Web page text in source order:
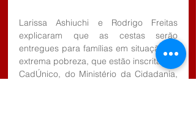
Larissa Ashiuchi e Rodrigo Freitas
explicaram que as cestas serão
entregues para famílias em situação de
extrema pobreza, que estão inscritas no
CadÚnico, do Ministério da Cidadania,